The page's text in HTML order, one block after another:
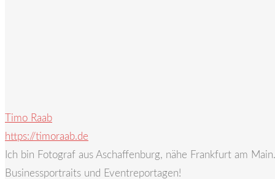
Timo Raab
https://timoraab.de
Ich bin Fotograf aus Aschaffenburg, nähe Frankfurt am
Businessportraits und Eventreportagen!